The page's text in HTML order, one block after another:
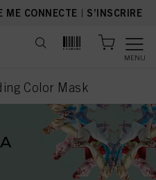
ME CONNECTE | S’INSCRIRE
MENU
Color Mask